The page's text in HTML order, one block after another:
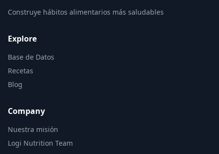
Construye hábitos alimentarios más saludables
Explore
Base de Datos
Recetas
Blog
Company
Nuestra misión
Logi Nutrition Team